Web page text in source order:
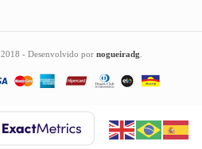
2018 - Desenvolvido por nogueiradg